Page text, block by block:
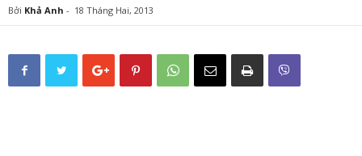
Bởi Khả Anh - 18 Tháng Hai, 2013